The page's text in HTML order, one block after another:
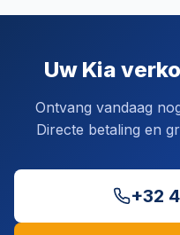
Uw Kia
Ontvang vandaag
Directe betaling en
+32